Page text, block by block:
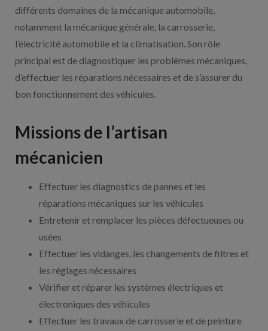
différents domaines de la mécanique automobile,
notamment la mécanique générale, la carrosserie,
l’électricité automobile et la climatisation. Son rôle
principal est de diagnostiquer les problèmes mécaniques,
d’effectuer les réparations nécessaires et de s’assurer du
bon fonctionnement des véhicules.
Missions de l’artisan
mécanicien
Effectuer les diagnostics de pannes et les
réparations mécaniques sur les véhicules
Entretenir et remplacer les pièces défectueuses ou
usées
Effectuer les vidanges, les changements de filtres et
les réglages nécessaires
Vérifier et réparer les systèmes électriques et
électroniques des véhicules
Effectuer les travaux de carrosserie et de peinture